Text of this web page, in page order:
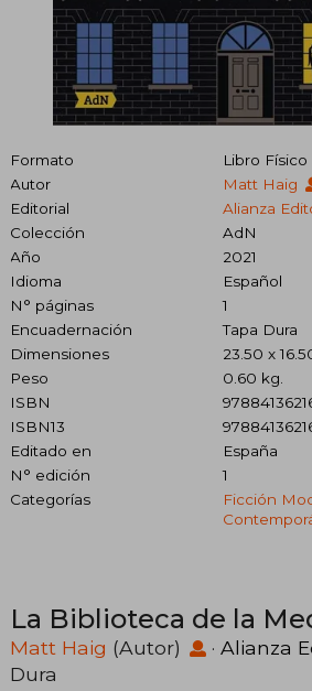
Formato
Libro Físico
Autor
Matt Haig
Editorial
Alianza
Colección
AdN
Año
2021
Idioma
Español
N° páginas
1
Encuadernación
Tapa Dura
Dimensiones
23.50 x
Peso
0.60 kg.
ISBN
ISBN13
Editado en
España
N° edición
1
Categorías
Ficción
La Biblioteca de la
Matt Haig (Autor) · Alianza
Dura